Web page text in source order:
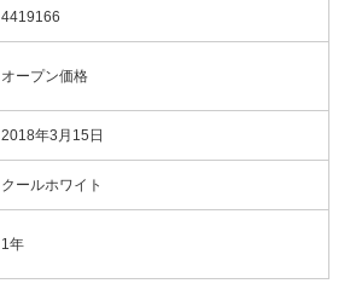
4419166
オープン価格
2018年3月15日
クールホワイト
1年